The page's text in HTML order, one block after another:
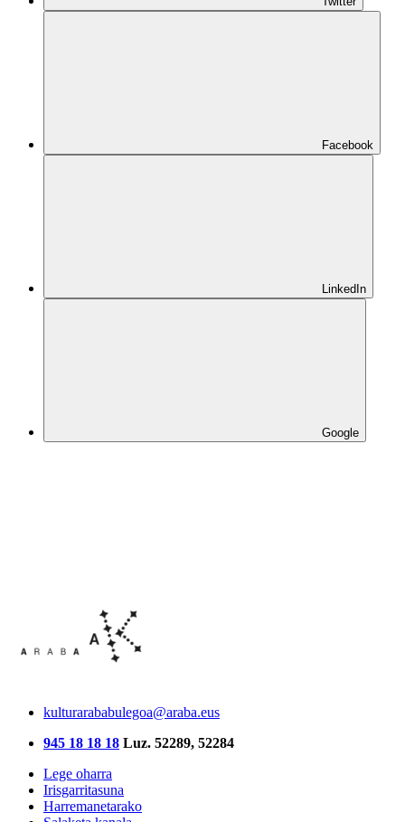
Facebook
LinkedIn
Google
kulturarababulegoa@araba.eus
945 18 18 18 Luz. 52289, 52284
Lege oharra
Irisgarritasuna
Harremanetarako